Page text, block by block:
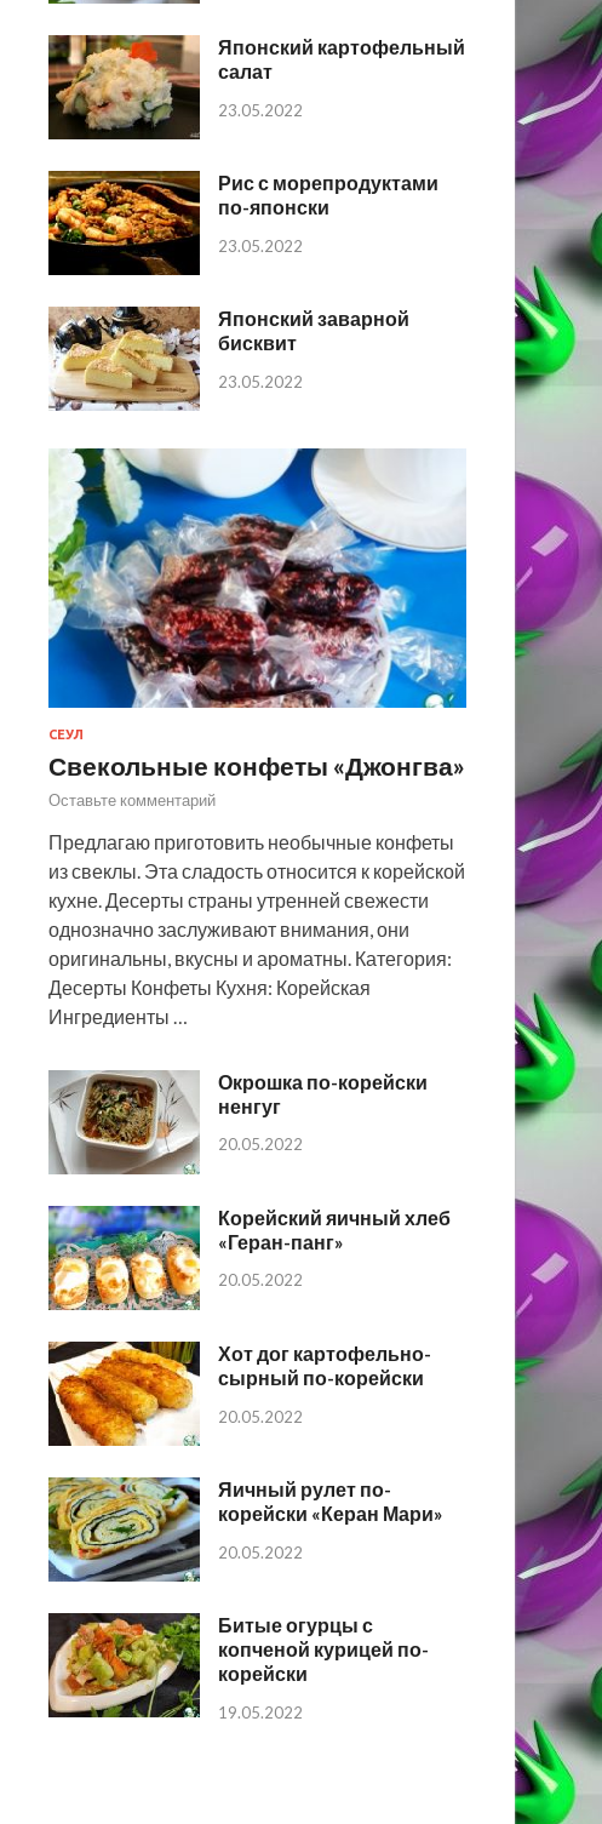
Японский картофельный
салат
23.05.2022
Рис с морепродуктами
по-японски
23.05.2022
Японский заварной
бисквит
23.05.2022
СЕУЛ
Свекольные конфеты «Джонгва»
Оставьте комментарий
Предлагаю приготовить необычные конфеты
из свеклы. Эта сладость относится к корейской
кухне. Десерты страны утренней свежести
однозначно заслуживают внимания, они
оригинальны, вкусны и ароматны. Категория:
Десерты Конфеты Кухня: Корейская
Ингредиенты …
Окрошка по-корейски
ненгуг
20.05.2022
Корейский яичный хлеб
«Геран-панг»
20.05.2022
Хот дог картофельно-
сырный по-корейски
20.05.2022
Яичный рулет по-
корейски «Керан Мари»
20.05.2022
Битые огурцы с
копченой курицей по-
корейски
19.05.2022